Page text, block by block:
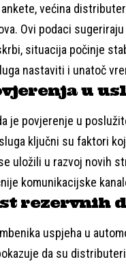
većina
Ovi podaci
situacija počinje
nastaviti i unatoč
u
je povjerenje u
ključni su faktori
uložili u razvoj novih
komunikacijske
rezervnih
uspjeha u
da su